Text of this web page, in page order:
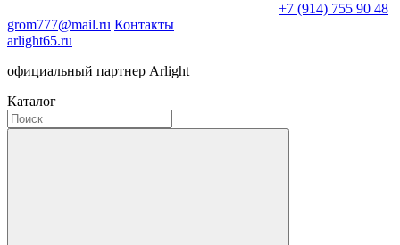
+7 (914) 755 90 48
grom777@mail.ru Контакты
arlight65.ru
официальный партнер Arlight
Каталог